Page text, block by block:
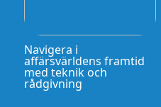
Navigera i
affärsvärldens framtid
med teknik och
rådgivning